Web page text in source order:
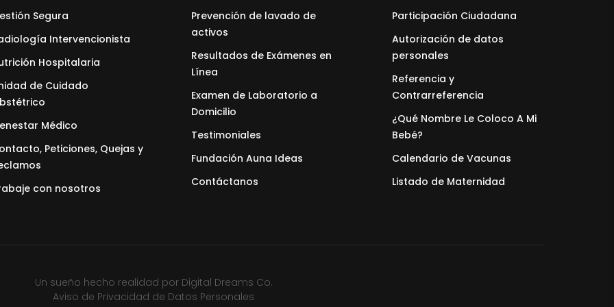
Segura
Intervencionista
Hospitalaria
de Cuidado
Médico
Peticiones, Quejas y
con nosotros
Prevención de lavado de
activos
Resultados de Exámenes en
Línea
Examen de Laboratorio a
Domicilio
Testimoniales
Fundación Auna Ideas
Contáctanos
Participación Ciudadana
Autorización de datos
personales
Referencia y
Contrarreferencia
¿Qué Nombre Le Coloco A Mi
Bebé?
Calendario de Vacunas
Listado de Maternidad
Un sueño hecho realidad por Digital Dreams Co.
Aviso de Privacidad de Datos Personales